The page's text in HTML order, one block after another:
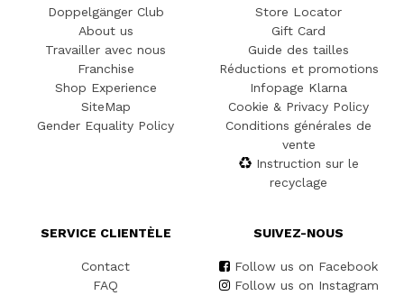
Doppelgänger Club
About us
Travailler avec nous
Franchise
Shop Experience
SiteMap
Gender Equality Policy
Store Locator
Gift Card
Guide des tailles
Réductions et promotions
Infopage Klarna
Cookie & Privacy Policy
Conditions générales de
vente
Instruction sur le
recyclage
SERVICE CLIENTÈLE
Contact
FAQ
SUIVEZ-NOUS
Follow us on Facebook
Follow us on Instagram